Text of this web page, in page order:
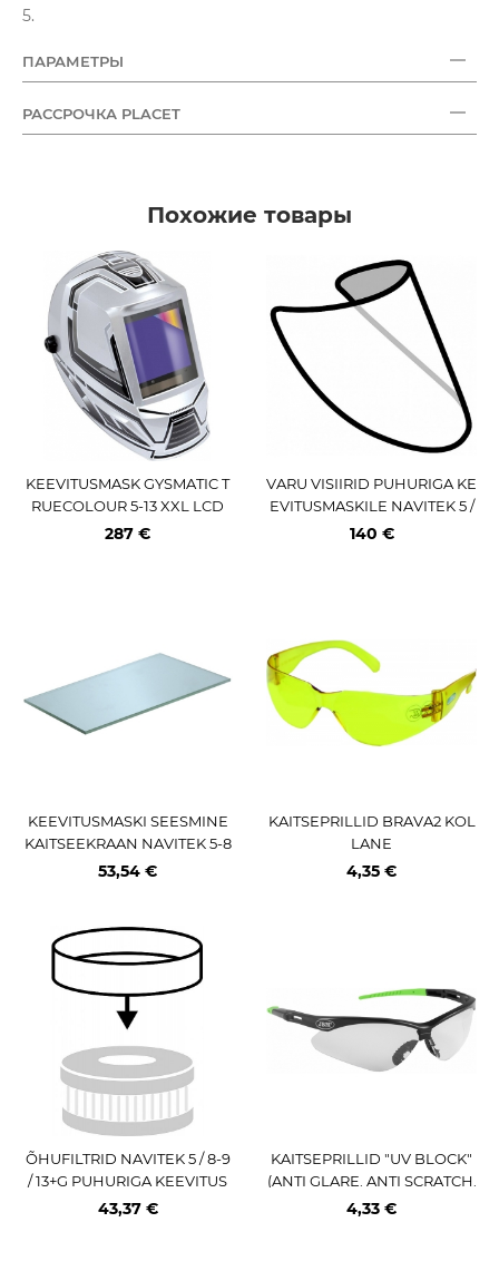
5.
ПАРАМЕТРЫ
РАССРОЧКА PLACET
Похожие товары
KEEVITUSMASK GYSMATIC T
RUECOLOUR 5-13 XXL LCD
287 €
VARU VISIIRID PUHURIGA KE
EVITUSMASKILE NAVITEK 5 /
8-9 / 19 +G VISOR 5 TK
140 €
KEEVITUSMASKI SEESMINE
KAITSEEKRAAN NAVITEK 5-8
/ 9-13 10TK
53,54 €
KAITSEPRILLID BRAVA2 KOL
LANE
4,35 €
ÕHUFILTRID NAVITEK 5 / 8-9
/ 13+G PUHURIGA KEEVITUS
MASKILE 10TK
43,37 €
KAITSEPRILLID "UV BLOCK"
(ANTI GLARE. ANTI SCRATCH.
ANTIFOG) JBM
4,33 €